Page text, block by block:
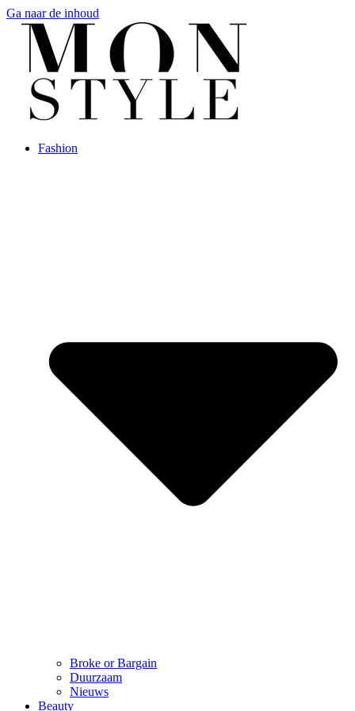
Ga naar de inhoud
Fashion
Broke or Bargain
Duurzaam
Nieuws
Beauty